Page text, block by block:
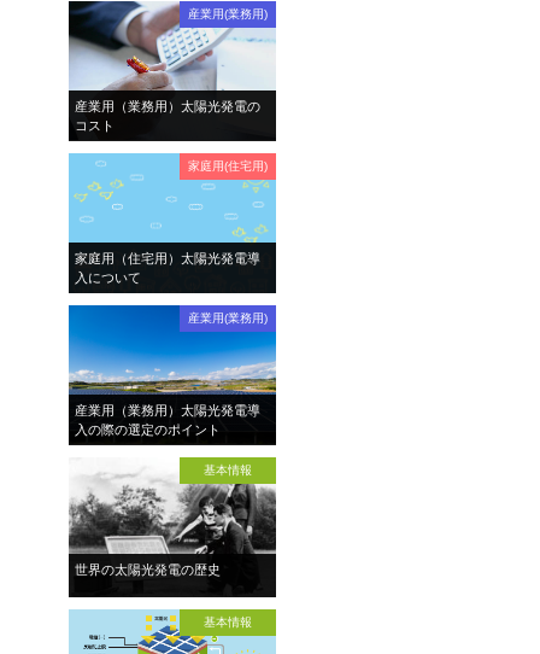
産業用(業務用)
産業用（業務用）太陽光発電の
コスト
家庭用(住宅用)
家庭用（住宅用）太陽光発電導
入について
産業用(業務用)
産業用（業務用）太陽光発電導
入の際の選定のポイント
基本情報
世界の太陽光発電の歴史
基本情報